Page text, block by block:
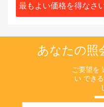
最もよい価格を得なさ
あなたの照
ご要望を
い でき